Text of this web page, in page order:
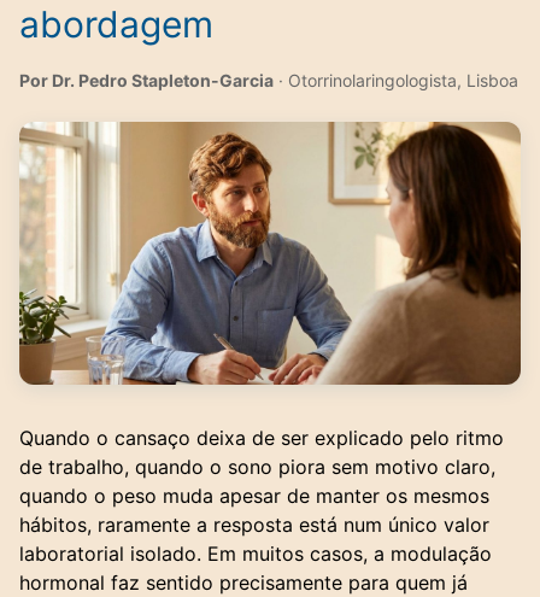
abordagem
Por Dr. Pedro Stapleton-Garcia · Otorrinolaringologista, Lisboa
Quando o cansaço deixa de ser explicado pelo ritmo
de trabalho, quando o sono piora sem motivo claro,
quando o peso muda apesar de manter os mesmos
hábitos, raramente a resposta está num único valor
laboratorial isolado. Em muitos casos, a modulação
hormonal faz sentido precisamente para quem já